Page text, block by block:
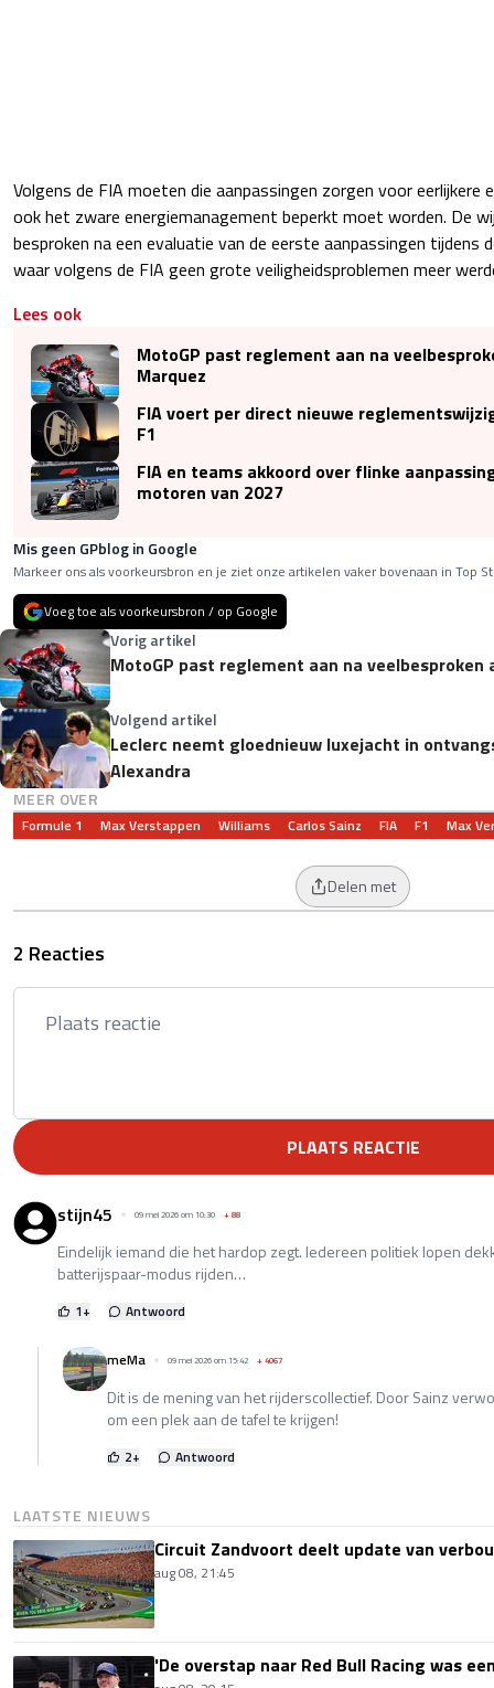
Volgens de FIA moeten die aanpassingen zorgen voor eerlijkere
ook het zware energiemanagement beperkt moet worden. De
besproken na een evaluatie van de eerste aanpassingen tijdens
waar volgens de FIA geen grote veiligheidsproblemen meer
Lees ook
MotoGP past reglement aan na
Marquez
FIA voert per direct nieuwe
F1
FIA en teams akkoord over flinke
motoren van 2027
Mis geen GPblog in Google
Markeer ons als voorkeursbron en je ziet onze artikelen vaker bovenaan in Top
Voeg toe als voorkeursbron / op Google
Vorig artikel
MotoGP past reglement aan na veelbesproken
Volgend artikel
Leclerc neemt gloednieuw luxejacht in
Alexandra
MEER OVER
Formule 1 Max Verstappen Williams Carlos Sainz FIA F1 Max
Delen met
2 Reacties
PLAATS REACTIE
stijn45 09 mei 2026 om 10:30 +88
Eindelijk iemand die het hardop zegt. Iedereen politiek lopen
batterijspaar-modus rijden…
1+ Antwoord
meMa 09 mei 2026 om 15:42 +4067
Dit is de mening van het rijderscollectief. Door Sainz
om een plek aan de tafel te krijgen!
2+ Antwoord
LAATSTE NIEUWS
Circuit Zandvoort deelt update van
aug 08, 21:45
'De overstap naar Red Bull Racing was